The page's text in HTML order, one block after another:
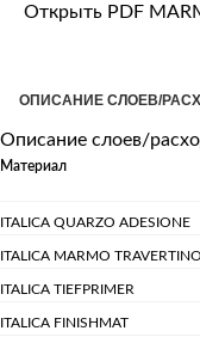
Открыть PDF
ОПИСАНИЕ СЛОЕВ/
Описание слоев/
Материал
ITALICA QUARZO ADESIONE
ITALICA MARMO
ITALICA TIEFPRIMER
ITALICA FINISHMAT